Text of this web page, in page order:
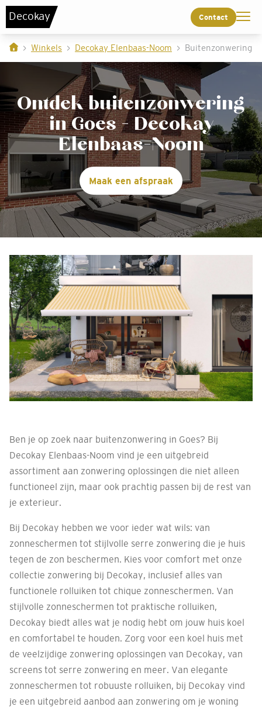
Decokay Contact
Winkels Decokay Elenbaas-Noom Buitenzonwering
Ontdek buitenzonwering
in Goes - Decokay
Elenbaas-Noom
Maak een afspraak
Ben je op zoek naar buitenzonwering in Goes? Bij
Decokay Elenbaas-Noom vind je een uitgebreid
assortiment aan zonwering oplossingen die niet alleen
functioneel zijn, maar ook prachtig passen bij de rest van
je exterieur.
Bij Decokay hebben we voor ieder wat wils: van
zonneschermen tot stijlvolle serre zonwering die je huis
tegen de zon beschermen. Kies voor comfort met onze
collectie zonwering bij Decokay, inclusief alles van
functionele rolluiken tot chique zonneschermen. Van
stijlvolle zonneschermen tot praktische rolluiken,
Decokay biedt alles wat je nodig hebt om jouw huis koel
en comfortabel te houden. Zorg voor een koel huis met
de veelzijdige zonwering oplossingen van Decokay, van
screens tot serre zonwering en meer. Van elegante
zonneschermen tot robuuste rolluiken, bij Decokay vind
je een uitgebreid aanbod aan zonwering om je woning